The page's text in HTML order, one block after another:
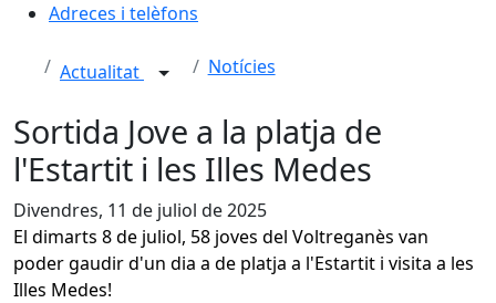
Adreces i telèfons
Actualitat Notícies
Sortida Jove a la platja de
l'Estartit i les Illes Medes
Divendres, 11 de juliol de 2025
El dimarts 8 de juliol, 58 joves del Voltreganès van
poder gaudir d'un dia a de platja a l'Estartit i visita a les
Illes Medes!